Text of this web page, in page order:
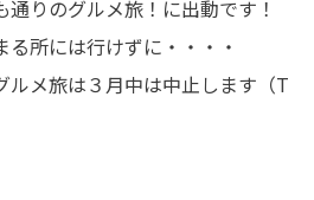
りのグルメ旅！に出動です！
所には行けずに・・・・
ルメ旅は３月中は中止します（T